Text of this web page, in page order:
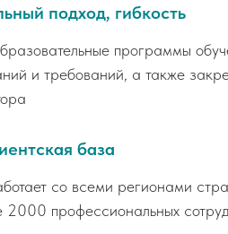
подход, гибкость
программы
и требований, а также
база
со всеми регионами
2000 профессиональных